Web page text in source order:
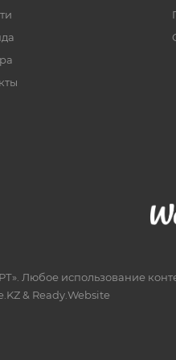
Любое использование
& Ready.Website